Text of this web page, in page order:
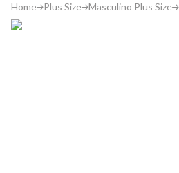
Home Plus Size Masculino Plus Size